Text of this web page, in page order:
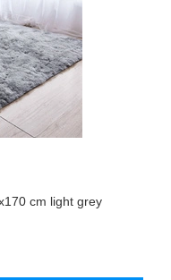
cm light grey